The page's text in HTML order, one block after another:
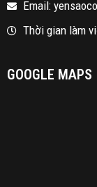
Email:
Thời gian làm
GOOGLE MAPS